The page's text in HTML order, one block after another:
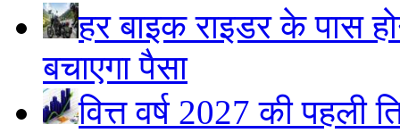
हर बाइक राइडर के पास
बचाएगा पैसा
वित्त वर्ष 2027 की पहली